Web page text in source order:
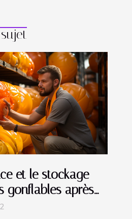
et le stockage
gonflables après